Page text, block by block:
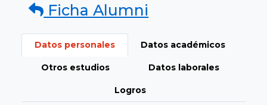
Ficha Alumni
Datos personales Datos académicos
Otros estudios Datos laborales
Logros